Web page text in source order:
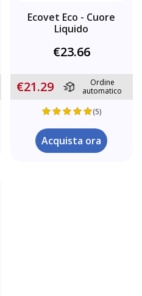
Ecovet Eco - Cuore
Liquido
€23.66
€21.29
Ordine
automatico
(5)
Acquista ora